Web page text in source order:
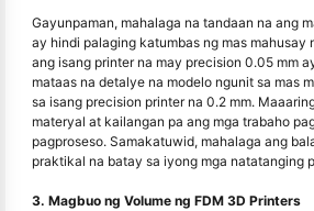
Gayunpaman, mahalaga na tandaan na ang
ay hindi palaging katumbas ng mas mahusay
ang isang printer na may precision 0.05 mm
mataas na detalye na modelo ngunit sa mas
sa isang precision printer na 0.2 mm.
materyal at kailangan pa ang mga trabaho
pagproseso. Samakatuwid, mahalaga ang
praktikal na batay sa iyong mga natatanging
3. Magbuo ng Volume ng FDM 3D Printers